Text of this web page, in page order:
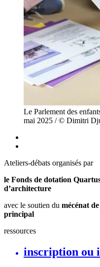
Le Parlement des
mai 2025 / © Dimitri
Ateliers-débats organisés par
le Fonds de dotation
d’architecture
avec le soutien du mécénat
principal
ressources
inscription ou